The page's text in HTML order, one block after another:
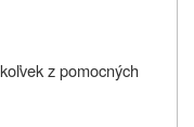
z pomocných